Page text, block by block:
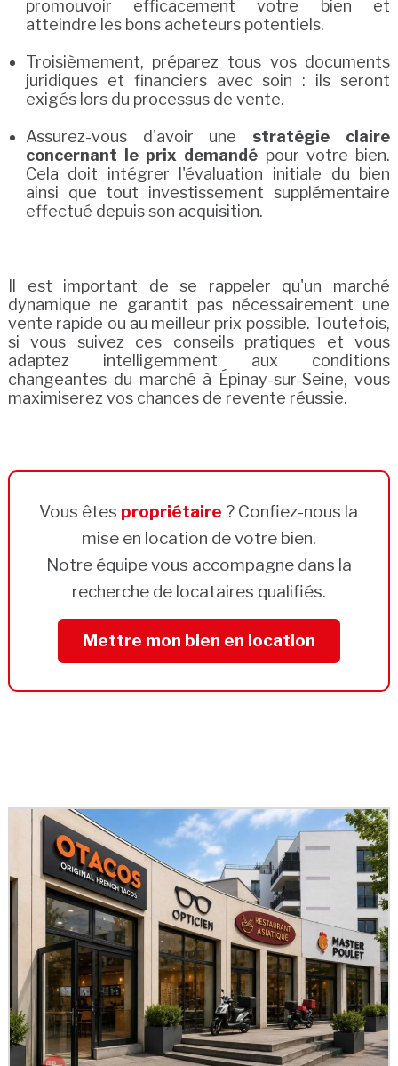
promouvoir efficacement votre bien et
atteindre les bons acheteurs potentiels.
Troisièmement, préparez tous vos documents
juridiques et financiers avec soin : ils seront
exigés lors du processus de vente.
Assurez-vous d'avoir une stratégie claire
concernant le prix demandé pour votre bien.
Cela doit intégrer l'évaluation initiale du bien
ainsi que tout investissement supplémentaire
effectué depuis son acquisition.
Il est important de se rappeler qu'un marché
dynamique ne garantit pas nécessairement une
vente rapide ou au meilleur prix possible. Toutefois,
si vous suivez ces conseils pratiques et vous
adaptez intelligemment aux conditions
changeantes du marché à Épinay-sur-Seine, vous
maximiserez vos chances de revente réussie.
Vous êtes propriétaire ? Confiez-nous la
mise en location de votre bien.
Notre équipe vous accompagne dans la
recherche de locataires qualifiés.
Mettre mon bien en location